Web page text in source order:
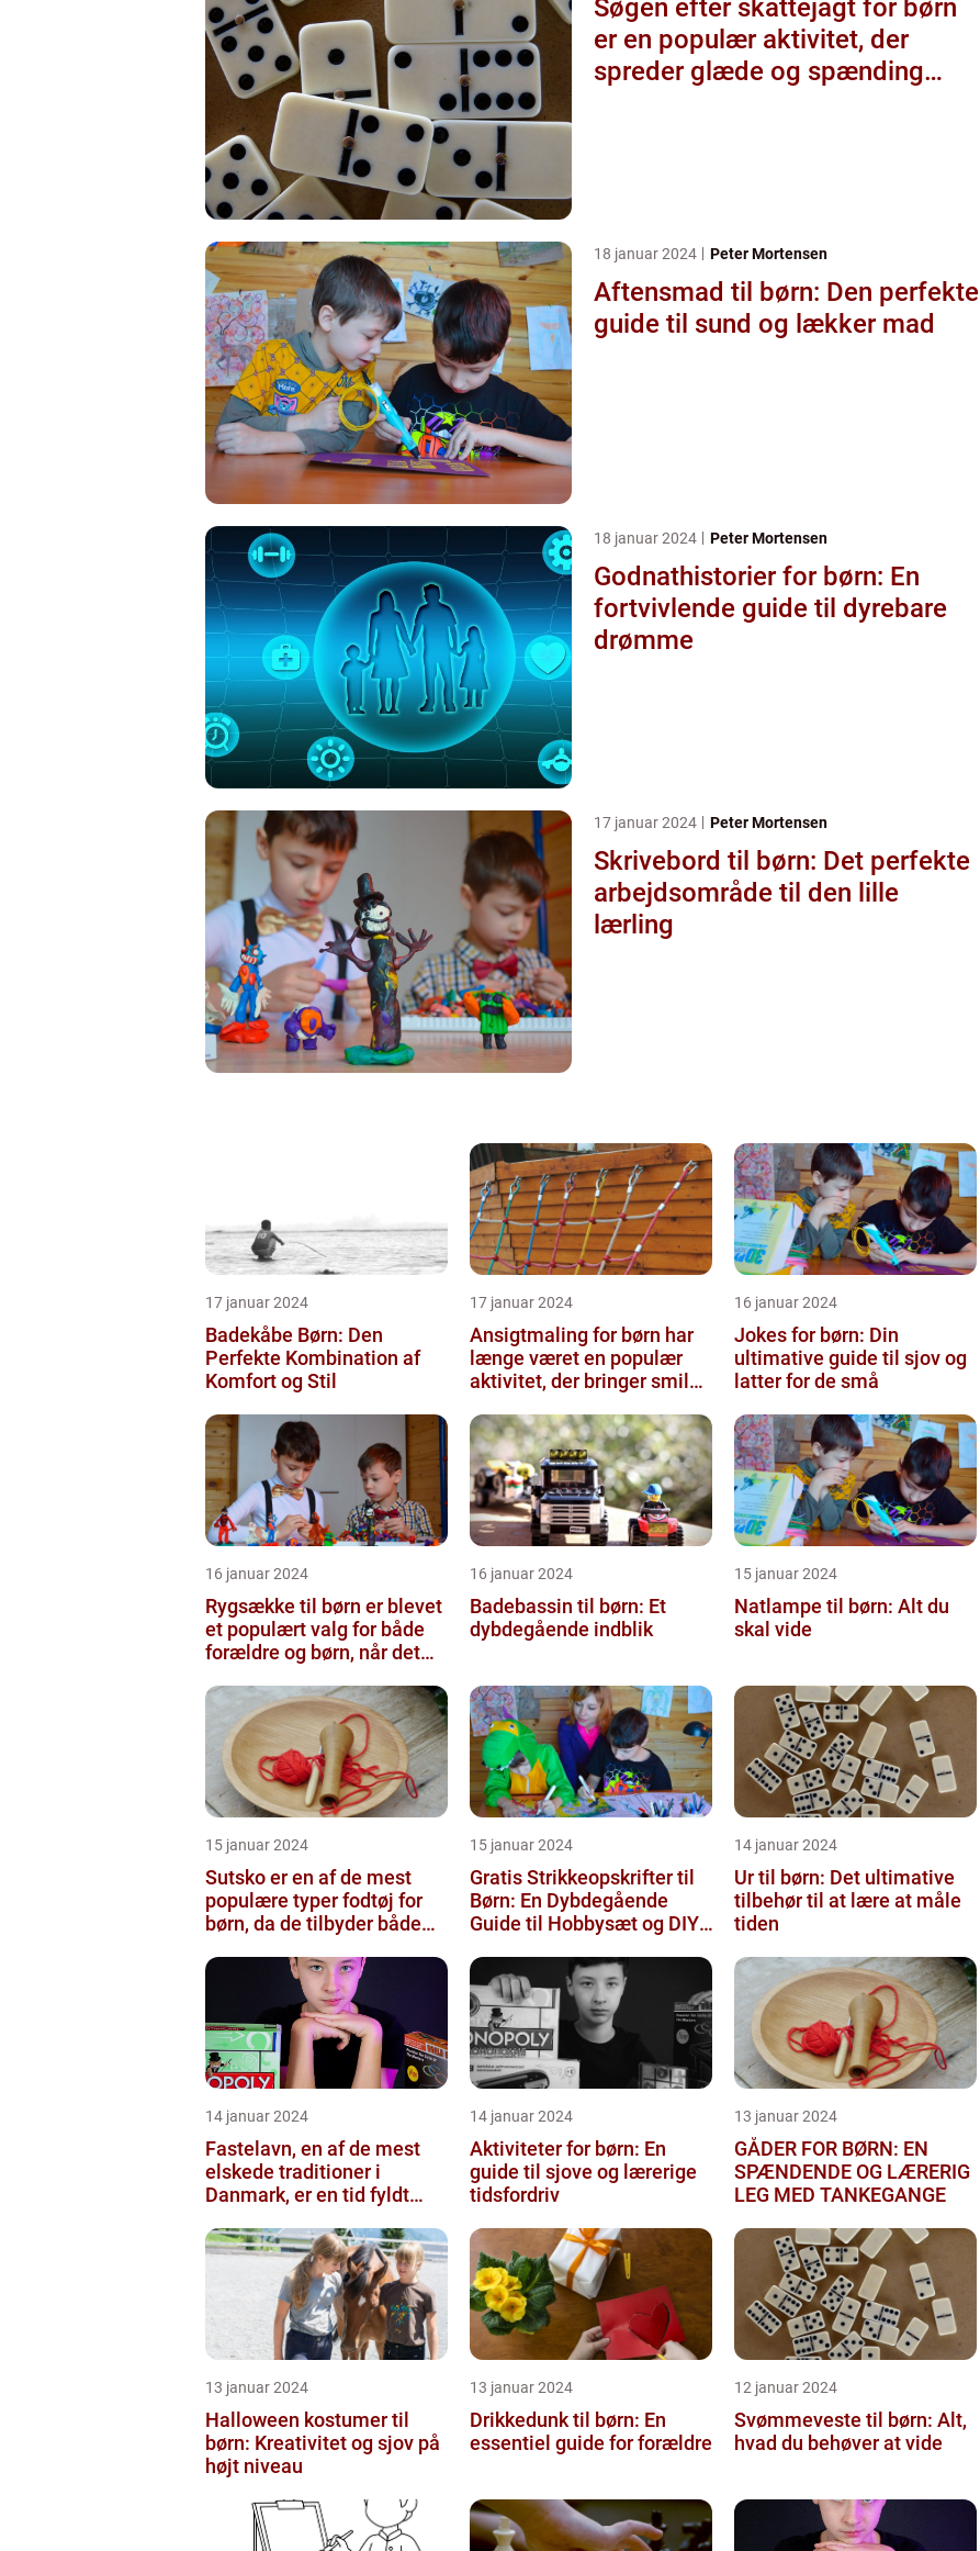
Søgen efter skattejagt for børn
er en populær aktivitet, der
spreder glæde og spænding
18 januar 2024 Peter Mortensen
Aftensmad til børn: Den perfekte
guide til sund og lækker mad
18 januar 2024 Peter Mortensen
Godnathistorier for børn: En
fortvivlende guide til dyrebare
drømme
17 januar 2024 Peter Mortensen
Skrivebord til børn: Det perfekte
arbejdsområde til den lille
lærling
17 januar 2024
Badekåbe Børn: Den
Perfekte Kombination af
Komfort og Stil
17 januar 2024
Ansigtmaling for børn har
længe været en populær
aktivitet, der bringer smil
16 januar 2024
Jokes for børn: Din
ultimative guide til sjov og
latter for de små
16 januar 2024
Rygsække til børn er blevet
et populært valg for både
forældre og børn, når det
16 januar 2024
Badebassin til børn: Et
dybdegående indblik
15 januar 2024
Natlampe til børn: Alt du
skal vide
15 januar 2024
Sutsko er en af de mest
populære typer fodtøj for
børn, da de tilbyder både
15 januar 2024
Gratis Strikkeopskrifter til
Børn: En Dybdegående
Guide til Hobbysæt og DIY-
14 januar 2024
Ur til børn: Det ultimative
tilbehør til at lære at måle
tiden
14 januar 2024
Fastelavn, en af de mest
elskede traditioner i
Danmark, er en tid fyldt
fo...
14 januar 2024
Aktiviteter for børn: En
guide til sjove og lærerige
tidsfordriv
13 januar 2024
GÅDER FOR BØRN: EN
SPÆNDENDE OG LÆRERIG
LEG MED TANKEGANGE
13 januar 2024
Halloween kostumer til
børn: Kreativitet og sjov på
højt niveau
13 januar 2024
Drikkedunk til børn: En
essentiel guide for forældre
12 januar 2024
Svømmeveste til børn: Alt,
hvad du behøver at vide